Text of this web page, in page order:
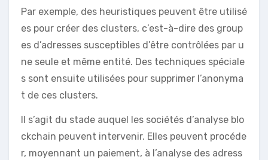
Par exemple, des heuristiques peuvent être utilisé
es pour créer des clusters, c’est-à-dire des group
es d’adresses susceptibles d’être contrôlées par u
ne seule et même entité. Des techniques spéciale
s sont ensuite utilisées pour supprimer l’anonyma
t de ces clusters.
Il s’agit du stade auquel les sociétés d’analyse blo
ckchain peuvent intervenir. Elles peuvent procéde
r, moyennant un paiement, à l’analyse des adress